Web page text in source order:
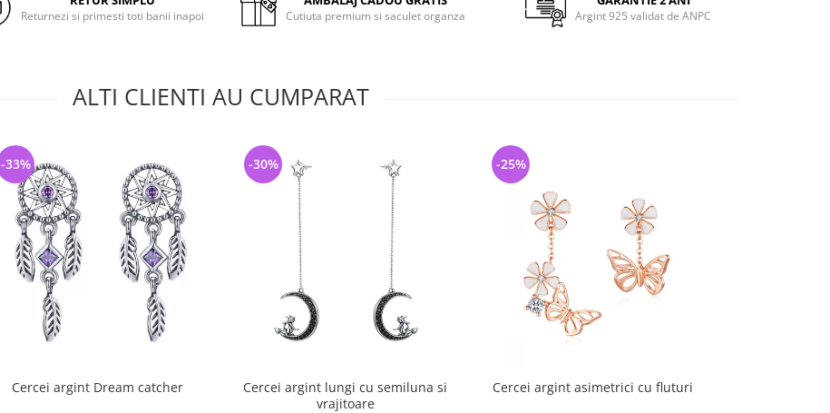
Returnezi si primesti toti banii inapoi Cutiuta premium si saculet organza Argint 925 validat de ANPC
ALTI CLIENTI AU CUMPARAT
Cercei argint Dream catcher
-33%
Cercei argint lungi cu semiluna si
vrajitoare
-30%
Cercei argint asimetrici cu fluturi
-25%